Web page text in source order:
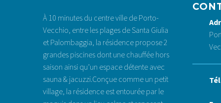
À 10 minutes du centre ville de Porto-
Vecchio, entre les plages de Santa Giulia
et Palombaggia, la résidence propose 2
grandes piscines dont une chauffée hors
saison ainsi qu’un espace détente avec
sauna & jacuzzi.Conçue comme un petit
village, la résidence est entourée par le